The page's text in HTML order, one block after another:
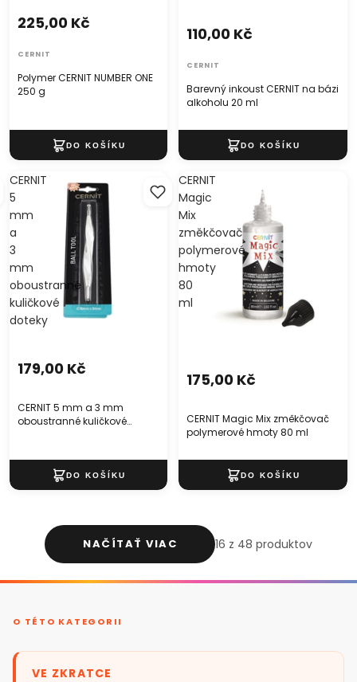
Polymer CERNIT NUMBER ONE
250 g
225,00 Kč
CERNIT
Barevný inkoust CERNIT na bázi
alkoholu 20 ml
110,00 Kč
CERNIT
CERNIT
5
mm
a
3
mm
oboustranné
kuličkové
doteky
CERNIT 5 mm a 3 mm
oboustranné kuličkové
179,00 Kč
CERNIT
Magic
Mix
změkčovač
polymerové
hmoty
80
ml
CERNIT Magic Mix změkčovač
polymerové hmoty 80 ml
175,00 Kč
NAČÍTAŤ VIAC 16 z 48 produktov
O TÉTO KATEGORII
VE ZKRATCE